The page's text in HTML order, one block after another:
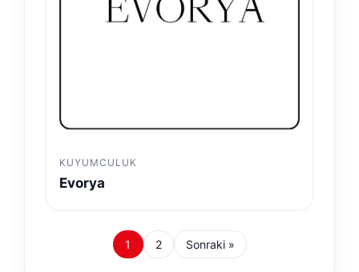
KUYUMCULUK
Evorya
1 2 Sonraki »